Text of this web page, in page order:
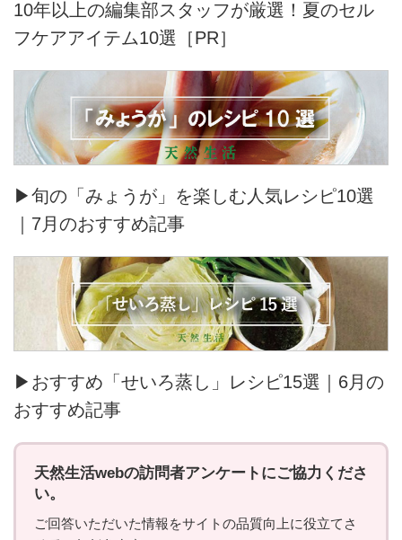
10年以上の編集部スタッフが厳選！夏のセル
フケアアイテム10選［PR］
▶旬の「みょうが」を楽しむ人気レシピ10選
｜7月のおすすめ記事
▶おすすめ「せいろ蒸し」レシピ15選｜6月の
おすすめ記事